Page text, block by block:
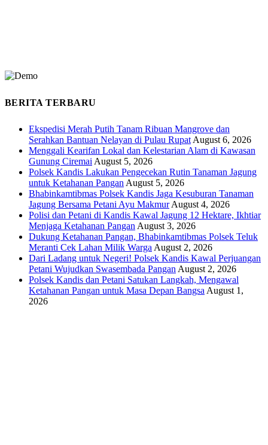
BERITA TERBARU
Ekspedisi Merah Putih Tanam Ribuan Mangrove dan
Serahkan Bantuan Nelayan di Pulau Rupat August 6, 2026
Menggali Kearifan Lokal dan Kelestarian Alam di Kawasan
Gunung Ciremai August 5, 2026
Polsek Kandis Lakukan Pengecekan Rutin Tanaman Jagung
untuk Ketahanan Pangan August 5, 2026
Bhabinkamtibmas Polsek Kandis Jaga Kesuburan Tanaman
Jagung Bersama Petani Ayu Makmur August 4, 2026
Polisi dan Petani di Kandis Kawal Jagung 12 Hektare, Ikhtiar
Menjaga Ketahanan Pangan August 3, 2026
Dukung Ketahanan Pangan, Bhabinkamtibmas Polsek Teluk
Meranti Cek Lahan Milik Warga August 2, 2026
Dari Ladang untuk Negeri! Polsek Kandis Kawal Perjuangan
Petani Wujudkan Swasembada Pangan August 2, 2026
Polsek Kandis dan Petani Satukan Langkah, Mengawal
Ketahanan Pangan untuk Masa Depan Bangsa August 1,
2026